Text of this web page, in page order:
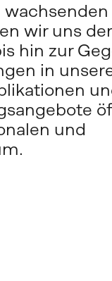
wir uns der
hin zur
in
und